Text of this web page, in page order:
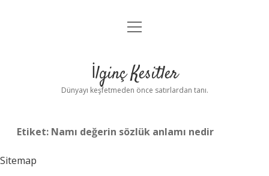
Anasayfa
Yasal Uyarı
menüyü
İlginç Kesitler
Dünyayı keşfetmeden önce satırlardan tanı.
Etiket: Namı değerin sözlük anlamı nedir
Sitemap